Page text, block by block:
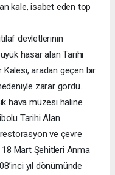
kale, isabet eden top
devletlerinin
hasar alan Tarihi
Kalesi, aradan geçen bir
zarar gördü.
hava müzesi haline
Tarihi Alan
restorasyon ve çevre
18 Mart Şehitleri Anma
yıl dönümünde